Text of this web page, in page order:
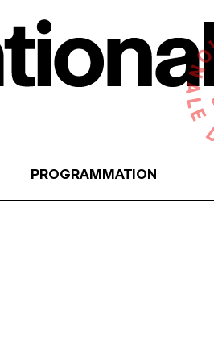
PROGRAMMATION